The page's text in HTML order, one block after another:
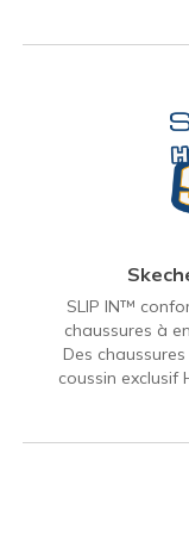
SLIP IN™
chaussures à
Des
coussin exclusif